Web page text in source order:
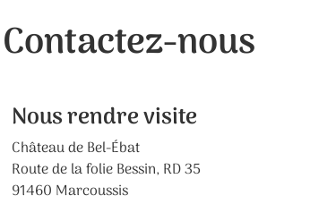
Contactez-nous
Nous rendre visite
Château de Bel-Ébat
Route de la folie Bessin, RD 35
91460 Marcoussis